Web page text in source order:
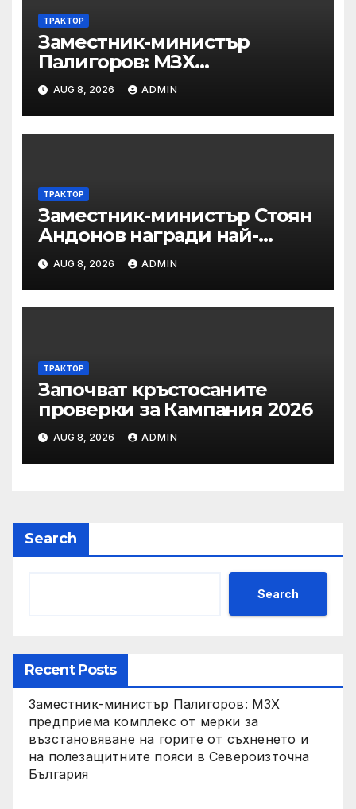
ТРАКТОР
Заместник-министър
Палигоров: МЗХ
предприема комплекс от
мерки за възстановяване на
горите от съхненето и на
полезащитните пояси в
AUG 8, 2026 ADMIN
ТРАКТОР
Заместник-министър Стоян
Андонов награди най-
заслужилите спортисти на
ОСК “Левски”
AUG 8, 2026 ADMIN
ТРАКТОР
Започват кръстосаните
проверки за Кампания 2026
AUG 8, 2026 ADMIN
Search
Search
Recent Posts
Заместник-министър Палигоров: МЗХ
предприема комплекс от мерки за
възстановяване на горите от съхненето и
на полезащитните пояси в Североизточна
България